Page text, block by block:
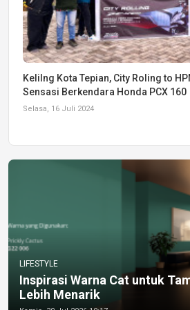
Kelilng Kota Tepian, City Roling to
Sensasi Berkendara Honda PCX 160
Selasa, 16 Juli 2024
LIFESTYLE
Inspirasi Warna Cat untuk
Lebih Menarik